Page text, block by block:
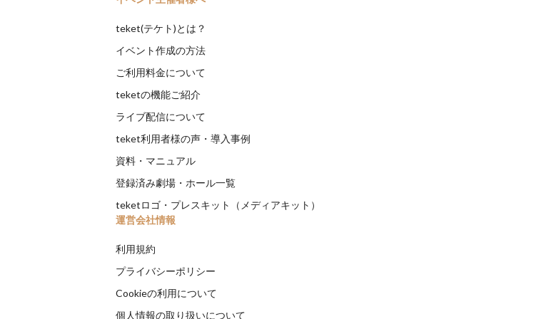
teket(テケト)とは？
イベント作成の方法
ご利用料金について
teketの機能ご紹介
ライブ配信について
teket利用者様の声・導入事例
資料・マニュアル
登録済み劇場・ホール一覧
teketロゴ・プレスキット（メディアキット）
運営会社情報
利用規約
プライバシーポリシー
Cookieの利用について
個人情報の取り扱いについて